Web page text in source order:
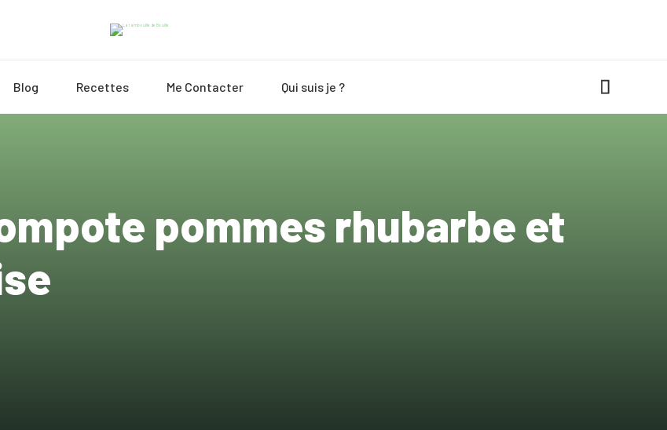
Blog Recettes Me Contacter Qui suis je ?
pommes rhubarbe et